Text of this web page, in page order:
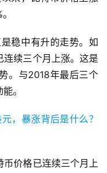
稳中有升的走势。如
续三个月上涨。这是
。与2018年最后三个
。
币价格已连续三个月上